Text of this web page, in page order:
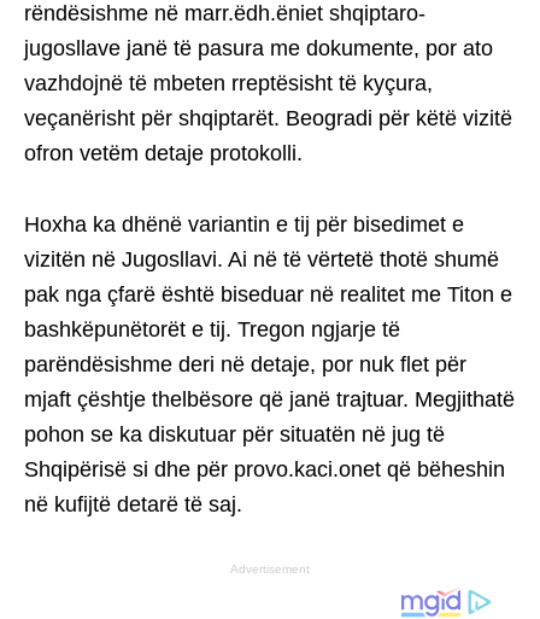
rëndësishme në marr.ëdh.ëniet shqiptaro-
jugosllave janë të pasura me dokumente, por ato
vazhdojnë të mbeten rreptësisht të kyçura,
veçanërisht për shqiptarët. Beogradi për këtë vizitë
ofron vetëm detaje protokolli.
Hoxha ka dhënë variantin e tij për bisedimet e
vizitën në Jugosllavi. Ai në të vërtetë thotë shumë
pak nga çfarë është biseduar në realitet me Titon e
bashkëpunëtorët e tij. Tregon ngjarje të
parëndësishme deri në detaje, por nuk flet për
mjaft çështje thelbësore që janë trajtuar. Megjithatë
pohon se ka diskutuar për situatën në jug të
Shqipërisë si dhe për provo.kaci.onet që bëheshin
në kufijtë detarë të saj.
Advertisement